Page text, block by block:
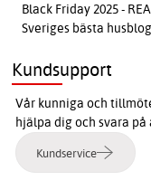
Black Friday 2025 - REA
Sveriges bästa
Kundsupport
Vår kunniga och
hjälpa dig och svara
Kundservice